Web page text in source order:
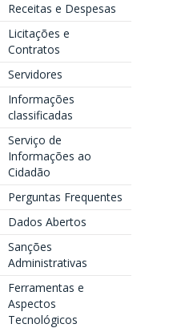
Receitas e Despesas
Licitações e
Contratos
Servidores
Informações
classificadas
Serviço de
Informações ao
Cidadão
Perguntas Frequentes
Dados Abertos
Sanções
Administrativas
Ferramentas e
Aspectos
Tecnológicos